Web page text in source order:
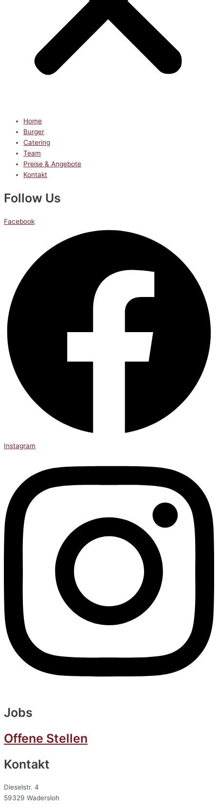
Home
Burger
Catering
Team
Preise & Angebote
Kontakt
Follow Us
Facebook
Instagram
Jobs
Offene Stellen
Kontakt
Dieselstr. 4
59329 Wadersloh